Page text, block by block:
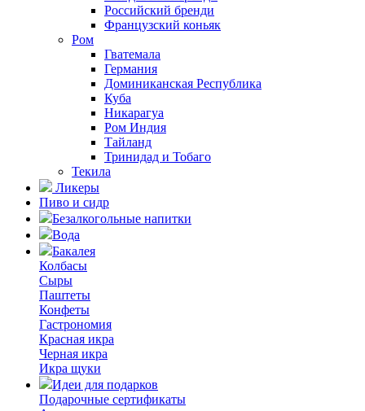
Российский бренди
Французский коньяк
Ром
Гватемала
Германия
Доминиканская Республика
Куба
Никарагуа
Ром Индия
Тайланд
Тринидад и Тобаго
Текила
Ликеры
Пиво и сидр
Безалкогольные напитки
Вода
Бакалея
Колбасы
Сыры
Паштеты
Конфеты
Гастрономия
Красная икра
Черная икра
Икра щуки
Идеи для подарков
Подарочные сертификаты